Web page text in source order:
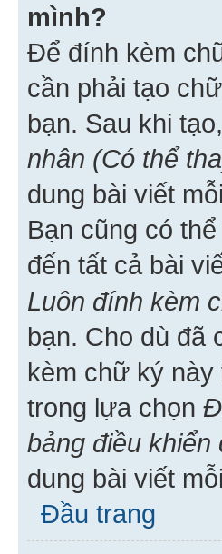
mình?
Để đính kèm
cần phải tạo
bạn. Sau khi
nhân (Có thể
dung bài viết
Bạn cũng có
đến tất cả bài
Luôn đính kèm
bạn. Cho dù đã
kèm chữ ký này
trong lựa chọn
bảng điều
dung bài viết
Đầu trang